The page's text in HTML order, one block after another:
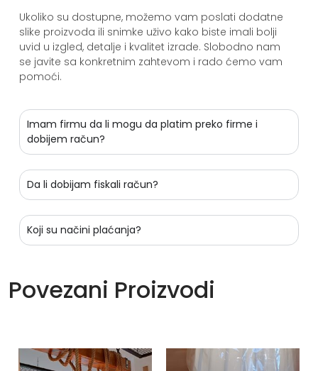
Ukoliko su dostupne, možemo vam poslati dodatne
slike proizvoda ili snimke uživo kako biste imali bolji
uvid u izgled, detalje i kvalitet izrade. Slobodno nam
se javite sa konkretnim zahtevom i rado ćemo vam
pomoći.
Imam firmu da li mogu da platim preko firme i
dobijem račun?
Da li dobijam fiskali račun?
Koji su načini plaćanja?
Povezani Proizvodi